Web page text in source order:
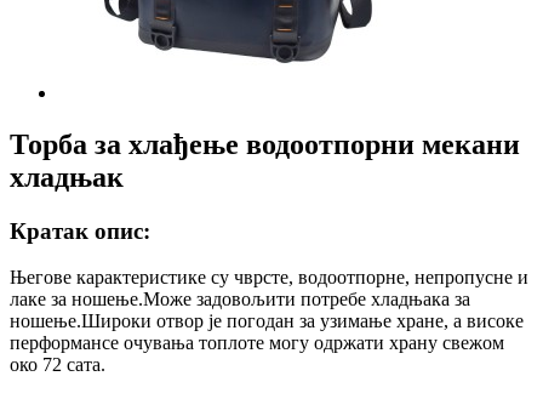
Торба за хлађење водоотпорни мекани
хладњак
Кратак опис:
Његове карактеристике су чврсте, водоотпорне, непропусне и
лаке за ношење.Може задовољити потребе хладњака за
ношење.Широки отвор је погодан за узимање хране, а високе
перформансе очувања топлоте могу одржати храну свежом
око 72 сата.